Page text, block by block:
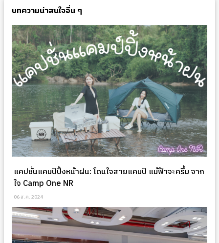
บทความน่าสนใจอื่น ๆ
แคปชั่นแคมป์ปิ้งหน้าฝน: โดนใจสายแคมป์ แม้ฟ้าจะครึ้ม จาก
ใจ Camp One NR
06 ส.ค. 2024